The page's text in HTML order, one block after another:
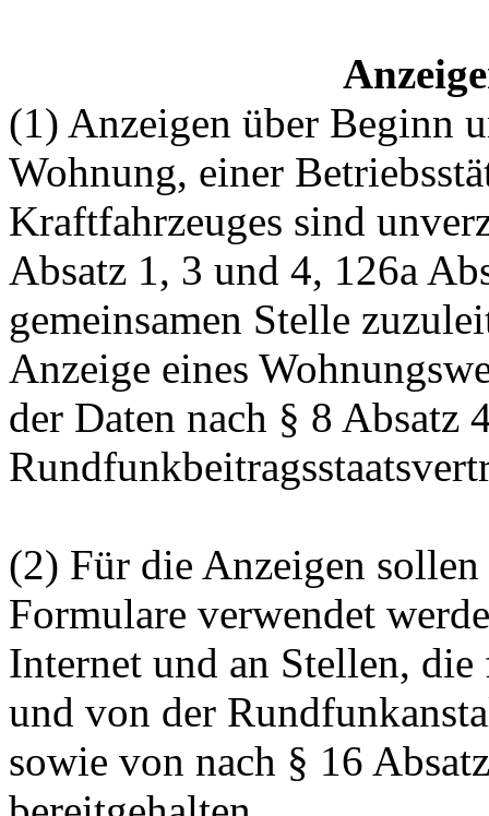
(1) Anzeigen über Beginn
Wohnung, einer
Kraftfahrzeuges sind
Absatz 1, 3 und 4, 126a
gemeinsamen Stelle
Anzeige eines
der Daten nach § 8 Absatz
(2) Für die Anzeigen
Formulare verwendet
Internet und an Stellen,
und von der
sowie von nach § 16